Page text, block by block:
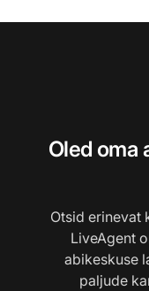
Oled oma
Otsid erinevat
LiveAgent
abikeskuse
paljude